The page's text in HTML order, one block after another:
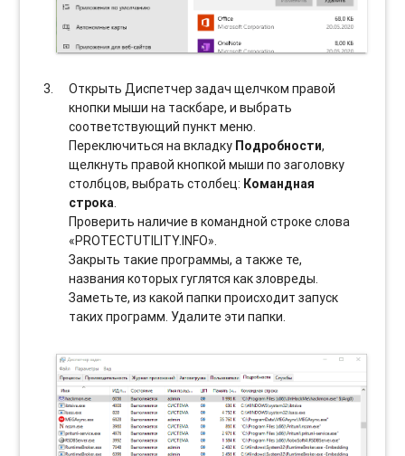
Открыть Диспетчер задач щелчком правой
кнопки мыши на таскбаре, и выбрать
соотвeтствующий пункт меню.
Переключиться на вкладку Подробности,
щелкнуть правой кнопкой мыши по заголовку
столбцов, выбрать столбец: Командная
строка.
Проверить наличие в командной строке слова
«PROTECTUTILITY.INFO».
Закрыть такие программы, а также те,
названия которых гуглятся как зловреды.
Заметьте, из какой папки происходит запуск
таких программ. Удалите эти папки.